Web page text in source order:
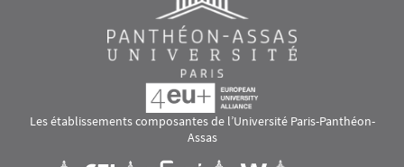
Les établissements composantes de l’Université Paris-Panthéon-
Assas